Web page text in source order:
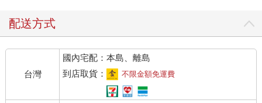
配送方式
台灣
國內宅配：本島、離島
到店取貨：
不限金額免運費